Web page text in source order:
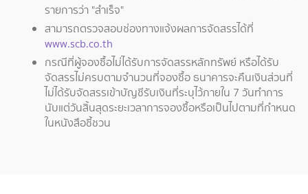
รายการว่า "สำเร็จ"
สามารถตรวจสอบช่องทางแจ้งผลการจัดสรรได้ที่
www.scb.co.th
กรณีที่ผู้จองซื้อไม่ได้รับการจัดสรรหลักทรัพย์ หรือได้รับ
จัดสรรไม่ครบตามจำนวนที่จองซื้อ ธนาคารจะคืนเงินส่วนที่
ไม่ได้รับจัดสรรเข้าบัญชีรับเงินที่ระบุไว้ภายใน 7 วันทำการ
นับแต่วันสิ้นสุดระยะเวลาการจองซื้อหรือเป็นไปตามที่กำหนด
ในหนังสือชี้ชวน